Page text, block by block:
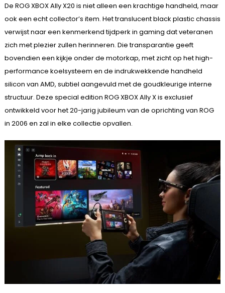
De ROG XBOX Ally X20 is niet alleen een krachtige handheld, maar
ook een echt collector’s item. Het translucent black plastic chassis
verwijst naar een kenmerkend tijdperk in gaming dat veteranen
zich met plezier zullen herinneren. Die transparantie geeft
bovendien een kijkje onder de motorkap, met zicht op het high-
performance koelsysteem en de indrukwekkende handheld
silicon van AMD, subtiel aangevuld met de goudkleurige interne
structuur. Deze special edition ROG XBOX Ally X is exclusief
ontwikkeld voor het 20-jarig jubileum van de oprichting van ROG
in 2006 en zal in elke collectie opvallen.